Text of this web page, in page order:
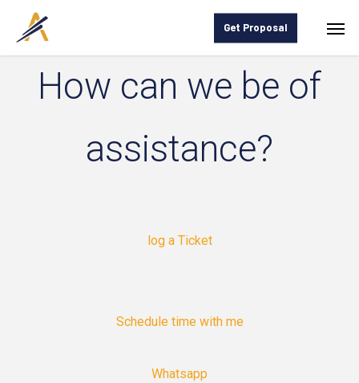
Get Proposal
How can we be of
assistance?
log a Ticket
Schedule time with me
Whatsapp